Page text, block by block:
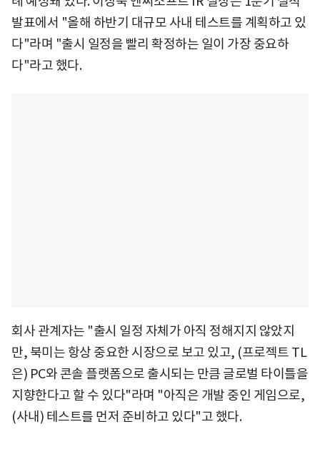
발표에서 "올해 하반기 대규모 사내 테스트를 계획하고 있
다"라며 "출시 일정을 빨리 확정하는 일이 가장 중요하
다"라고 했다.
회사 관계자는 "출시 일정 자체가 아직 정해지지 않았지
만, 북미는 항상 중요한 시장으로 보고 있고, (프로젝트 TL
은) PC와 콘솔 플랫폼으로 출시되는 만큼 글로벌 타이틀을
지향한다고 할 수 있다"라며 "아직은 개발 중인 게임으로,
(사내) 테스트를 먼저 준비하고 있다"고 했다.